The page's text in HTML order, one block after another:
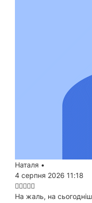
Наталя •
4 серпня 2026 11:18
На жаль, на